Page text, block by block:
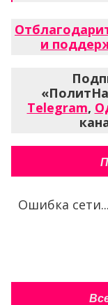
и
Telegram,
Ошибка сети...